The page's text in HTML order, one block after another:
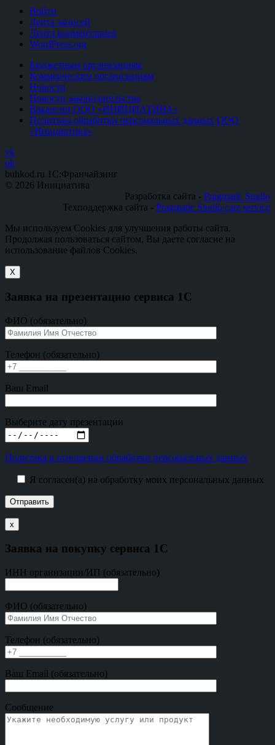
Войти
Лента записей
Лента комментариев
WordPress.org
Бюджетным организациям
Коммерческим организациям
Новости
Новости законодательства
Вакансии ООО «ИНИЦИАТИВА»
Политика обработки персональных данных ООО
«Инициатива»
vk
ok
buhkod.ru 1C:Франчайзинг
© 2026 Инициатива
Разработка сайта - Pragmatic Studio
Техподдержка сайта - Pragmatic Studio care service
Мы используем Cookies для улучшения работы сайта.
Продолжая пользоваться сайтом, Вы даете согласие на
использование файлов Cookies.
X
Заявка на презентацию сервиса 1С
ФИО (обязательно)
Телефон (обязательно)
Ваш Email
Выберите дату презентации
Политика в отношении обработки персональных данных
Я согласен(а) на обработку моих персональных данных
х
Заявка на покупку сервиса 1С
ИНН организации/ИП (обязательно)
ФИО (обязательно)
Телефон (обязательно)
Ваш Email (обязательно)
Сообщение